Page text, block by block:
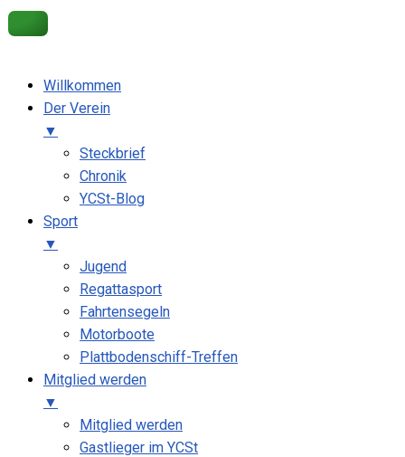
Willkommen
Der Verein
▼
Steckbrief
Chronik
YCSt-Blog
Sport
▼
Jugend
Regattasport
Fahrtensegeln
Motorboote
Plattbodenschiff-Treffen
Mitglied werden
▼
Mitglied werden
Gastlieger im YCSt
Get 30% off your first purchase